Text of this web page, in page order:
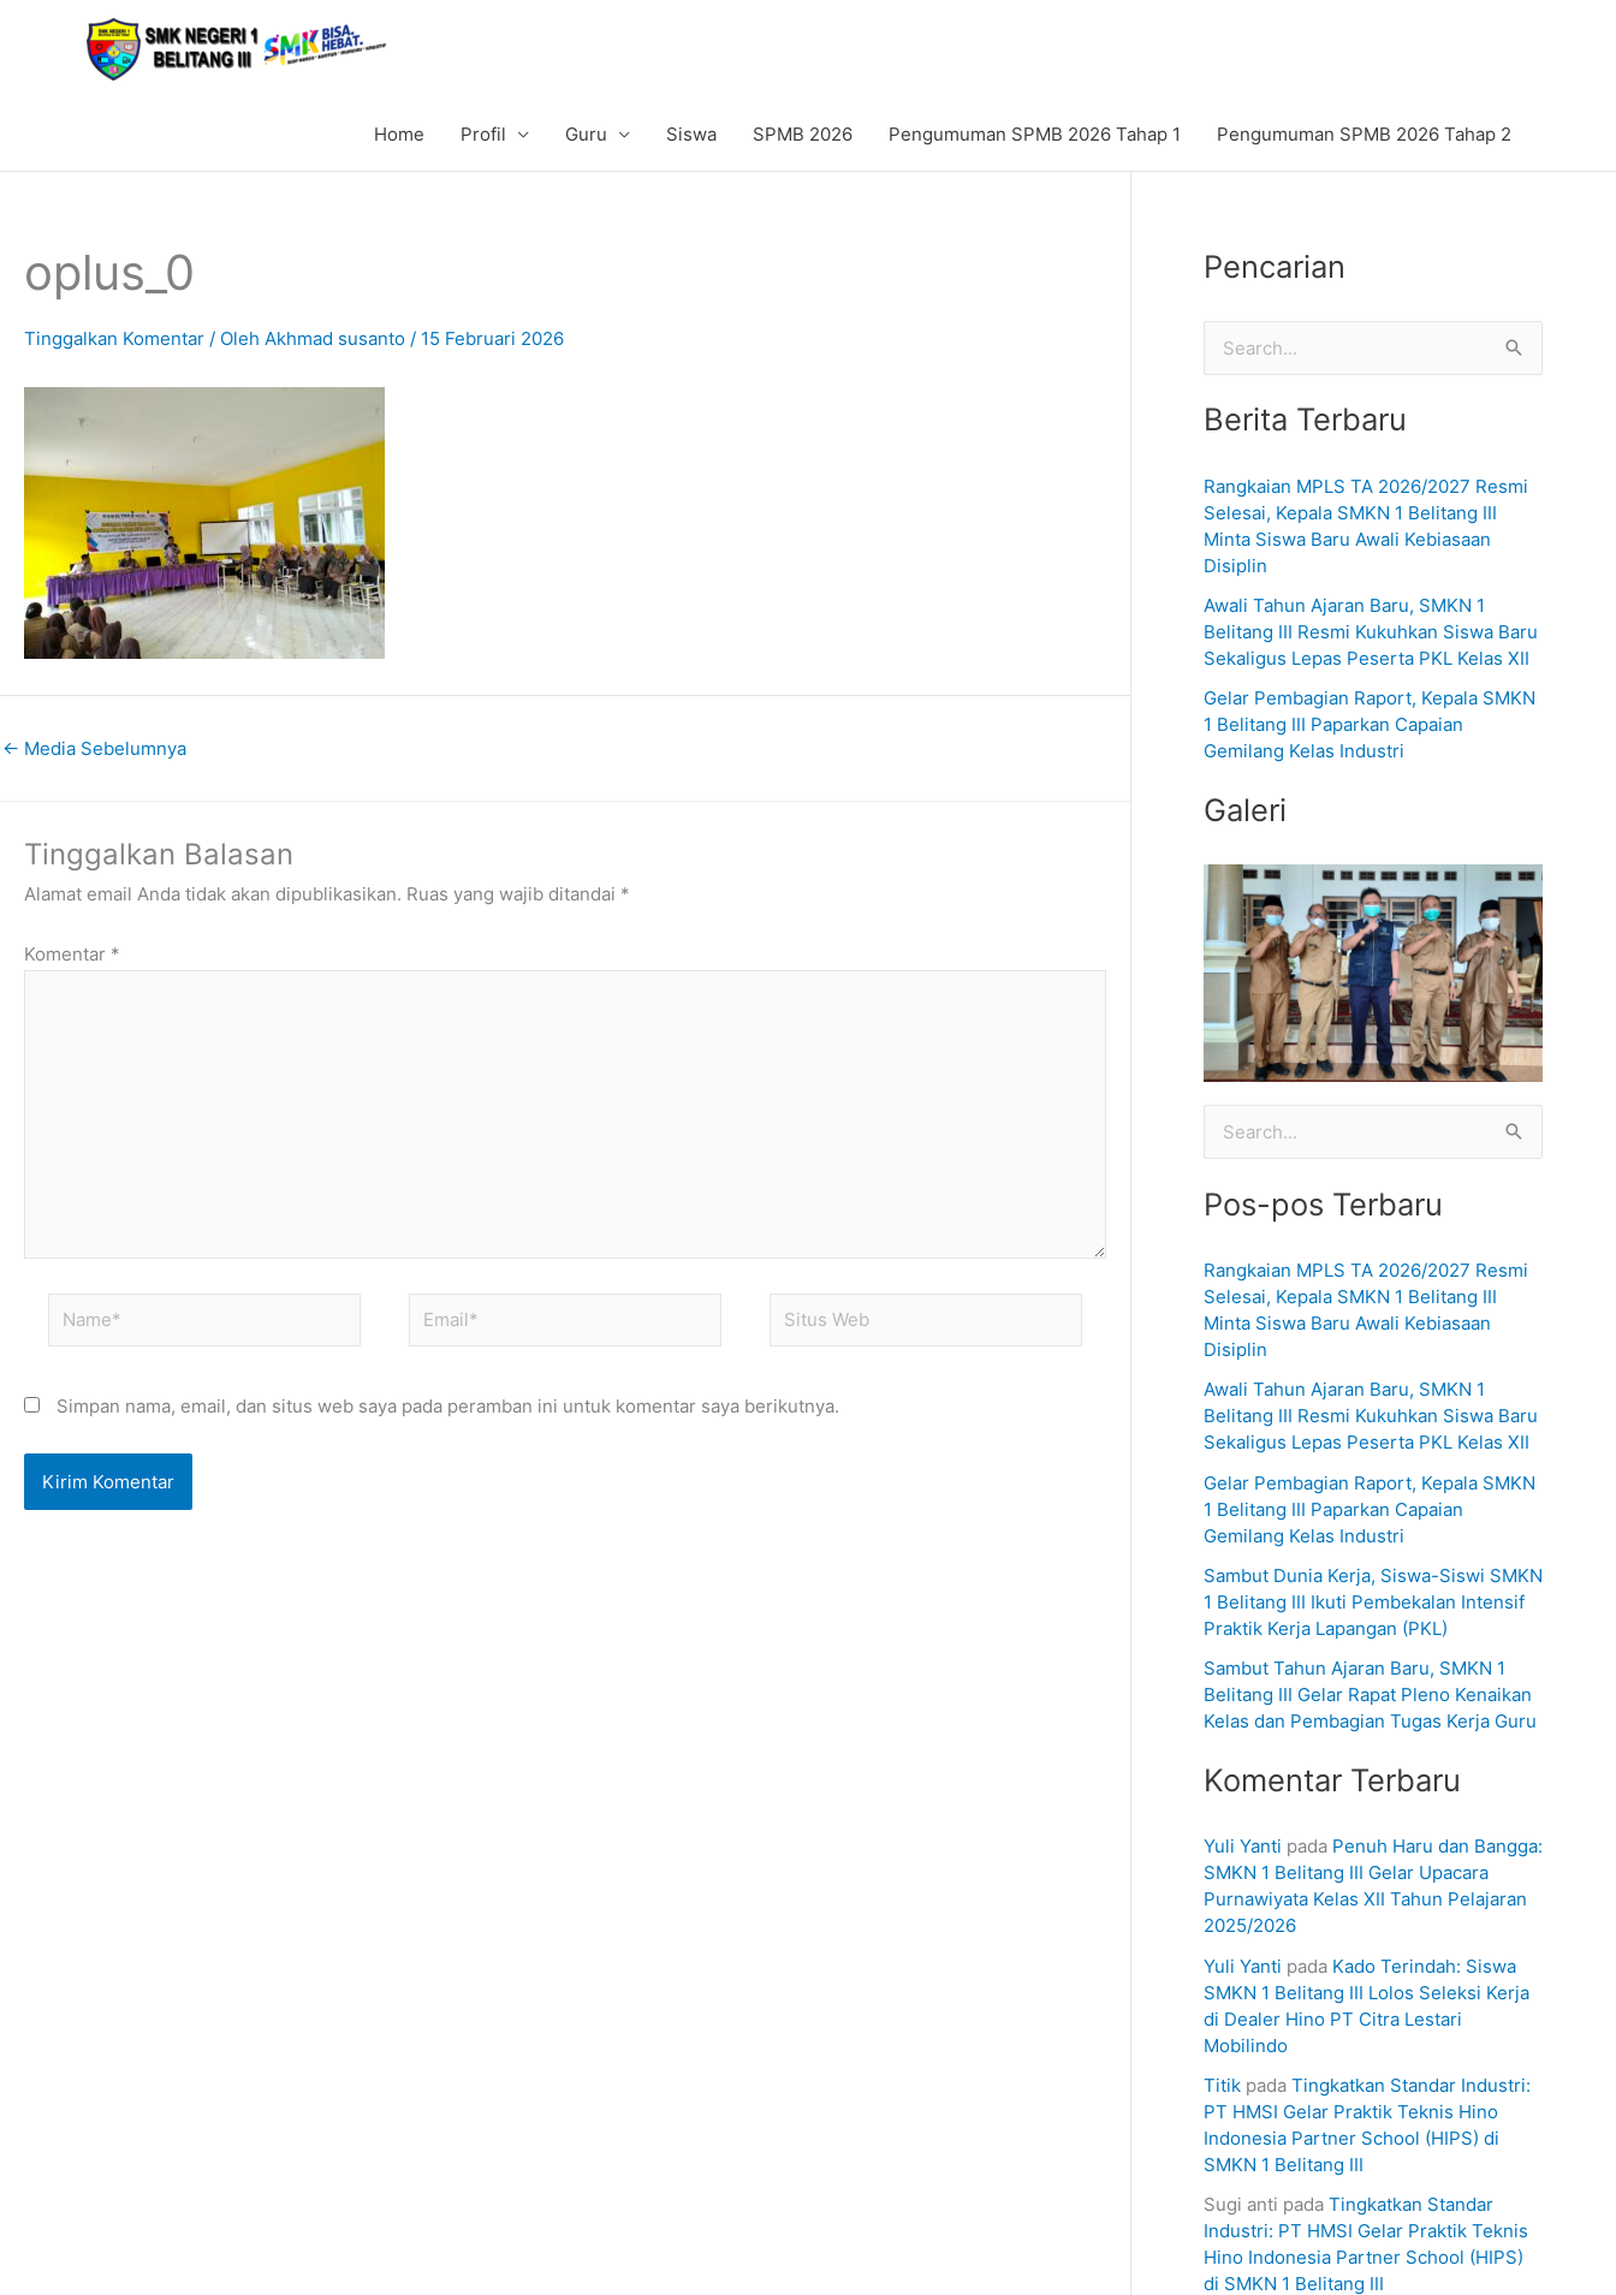
Home Profil Guru Siswa SPMB 2026 Pengumuman SPMB 2026 Tahap 1 Pengumuman SPMB 2026 Tahap 2
oplus_0
Tinggalkan Komentar / Oleh Akhmad susanto / 15 Februari 2026
← Media Sebelumnya
Tinggalkan Balasan
Alamat email Anda tidak akan dipublikasikan. Ruas yang wajib ditandai *
Komentar *
Name* Email*
Situs
Web
Simpan nama, email, dan situs web saya pada peramban ini untuk komentar saya berikutnya.
Pencarian
r
u
n
t
u
k
Berita Terbaru
Rangkaian MPLS TA 2026/2027 Resmi
Selesai, Kepala SMKN 1 Belitang III
Minta Siswa Baru Awali Kebiasaan
Disiplin
Awali Tahun Ajaran Baru, SMKN 1
Belitang III Resmi Kukuhkan Siswa Baru
Sekaligus Lepas Peserta PKL Kelas XII
Gelar Pembagian Raport, Kepala SMKN
1 Belitang III Paparkan Capaian
Gemilang Kelas Industri
Galeri
r
u
n
t
u
k
Pos-pos Terbaru
Rangkaian MPLS TA 2026/2027 Resmi
Selesai, Kepala SMKN 1 Belitang III
Minta Siswa Baru Awali Kebiasaan
Disiplin
Awali Tahun Ajaran Baru, SMKN 1
Belitang III Resmi Kukuhkan Siswa Baru
Sekaligus Lepas Peserta PKL Kelas XII
Gelar Pembagian Raport, Kepala SMKN
1 Belitang III Paparkan Capaian
Gemilang Kelas Industri
Sambut Dunia Kerja, Siswa-Siswi SMKN
1 Belitang III Ikuti Pembekalan Intensif
Praktik Kerja Lapangan (PKL)
Sambut Tahun Ajaran Baru, SMKN 1
Belitang III Gelar Rapat Pleno Kenaikan
Kelas dan Pembagian Tugas Kerja Guru
Komentar Terbaru
Yuli Yanti pada Penuh Haru dan Bangga:
SMKN 1 Belitang III Gelar Upacara
Purnawiyata Kelas XII Tahun Pelajaran
2025/2026
Yuli Yanti pada Kado Terindah: Siswa
SMKN 1 Belitang III Lolos Seleksi Kerja
di Dealer Hino PT Citra Lestari
Mobilindo
Titikpada Tingkatkan Standar Industri:
PT HMSI Gelar Praktik Teknis Hino
Indonesia Partner School (HIPS) di
SMKN 1 Belitang III
Sugi anti pada Tingkatkan Standar
Industri: PT HMSI Gelar Praktik Teknis
Hino Indonesia Partner School (HIPS)
di SMKN 1 Belitang III